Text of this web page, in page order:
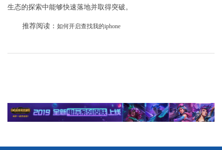
生态的探索中能够快速落地并取得突破。
推荐阅读： 如何开启查找我的iphone